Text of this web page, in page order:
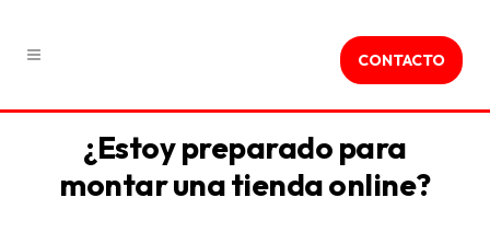
CONTACTO
¿Estoy preparado para
montar una tienda online?